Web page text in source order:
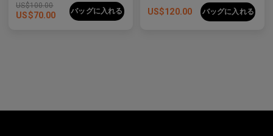
US$100.00
US$70.00 バッグに入れる US$120.00 バッグに入れる